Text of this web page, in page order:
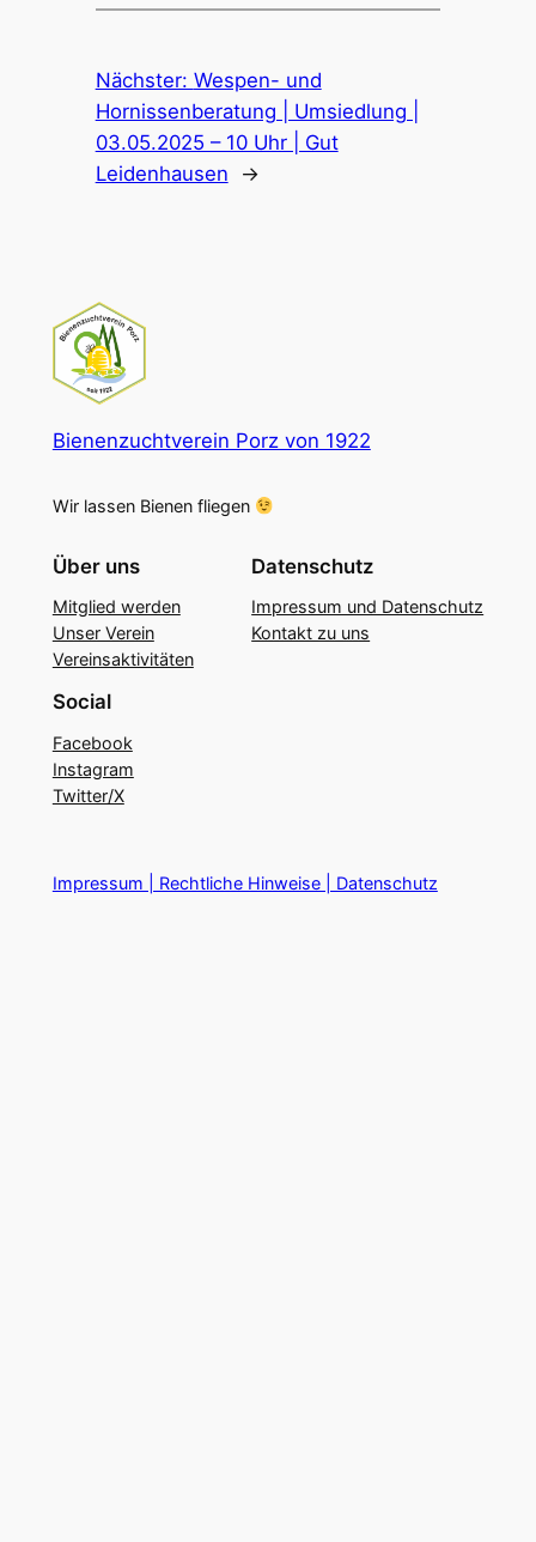
Nächster: Wespen- und
Hornissenberatung | Umsiedlung |
03.05.2025 – 10 Uhr | Gut
Leidenhausen
→
Bienenzuchtverein Porz von 1922
Wir lassen Bienen fliegen
Über uns
Mitglied werden
Unser Verein
Vereinsaktivitäten
Datenschutz
Impressum und Datenschutz
Kontakt zu uns
Social
Facebook
Instagram
Twitter/X
Impressum | Rechtliche Hinweise | Datenschutz